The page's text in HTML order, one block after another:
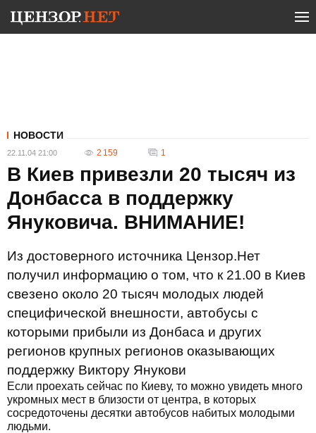
НОВОСТИ
22.11.04 21:00 2 159 1
В Киев привезли 20 тысяч из
Донбасса в поддержку
Януковича. ВНИМАНИЕ!
Из достоверного источника Цензор.Нет
получил информацию о том, что к 21.00 в Киев
свезено около 20 тысяч молодых людей
специфической внешности, автобусы с
которыми прибыли из Донбаса и других
регионов крупных регионов оказывающих
поддержку Виктору Янукови
Если проехать сейчас по Киеву, то можно увидеть много
укромных мест в близости от центра, в которых
сосредоточены десятки автобусов набитых молодыми
людьми.